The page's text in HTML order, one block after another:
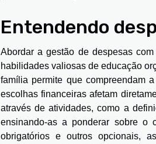
Entendendo
Abordar a gestão de despesas
habilidades valiosas de educação
família permite que compreendam
escolhas financeiras afetam
através de atividades, como a
ensinando-as a ponderar sobre o
obrigatórios e outros opcionais,